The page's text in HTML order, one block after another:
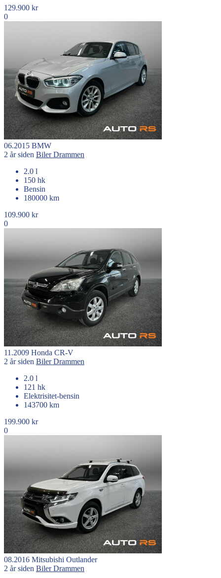
129.900 kr
0
06.2015 BMW
2 år siden BilerDrammen
2.0 l
150 hk
Bensin
180000 km
109.900 kr
0
11.2009 Honda CR-V
2 år siden BilerDrammen
2.0 l
121 hk
Elektrisitet-bensin
143700 km
199.900 kr
0
08.2016 Mitsubishi Outlander
2 år siden BilerDrammen